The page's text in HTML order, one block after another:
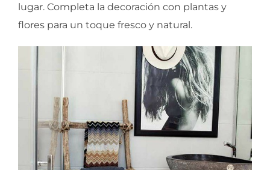
lugar. Completa la decoración con plantas y
flores para un toque fresco y natural.